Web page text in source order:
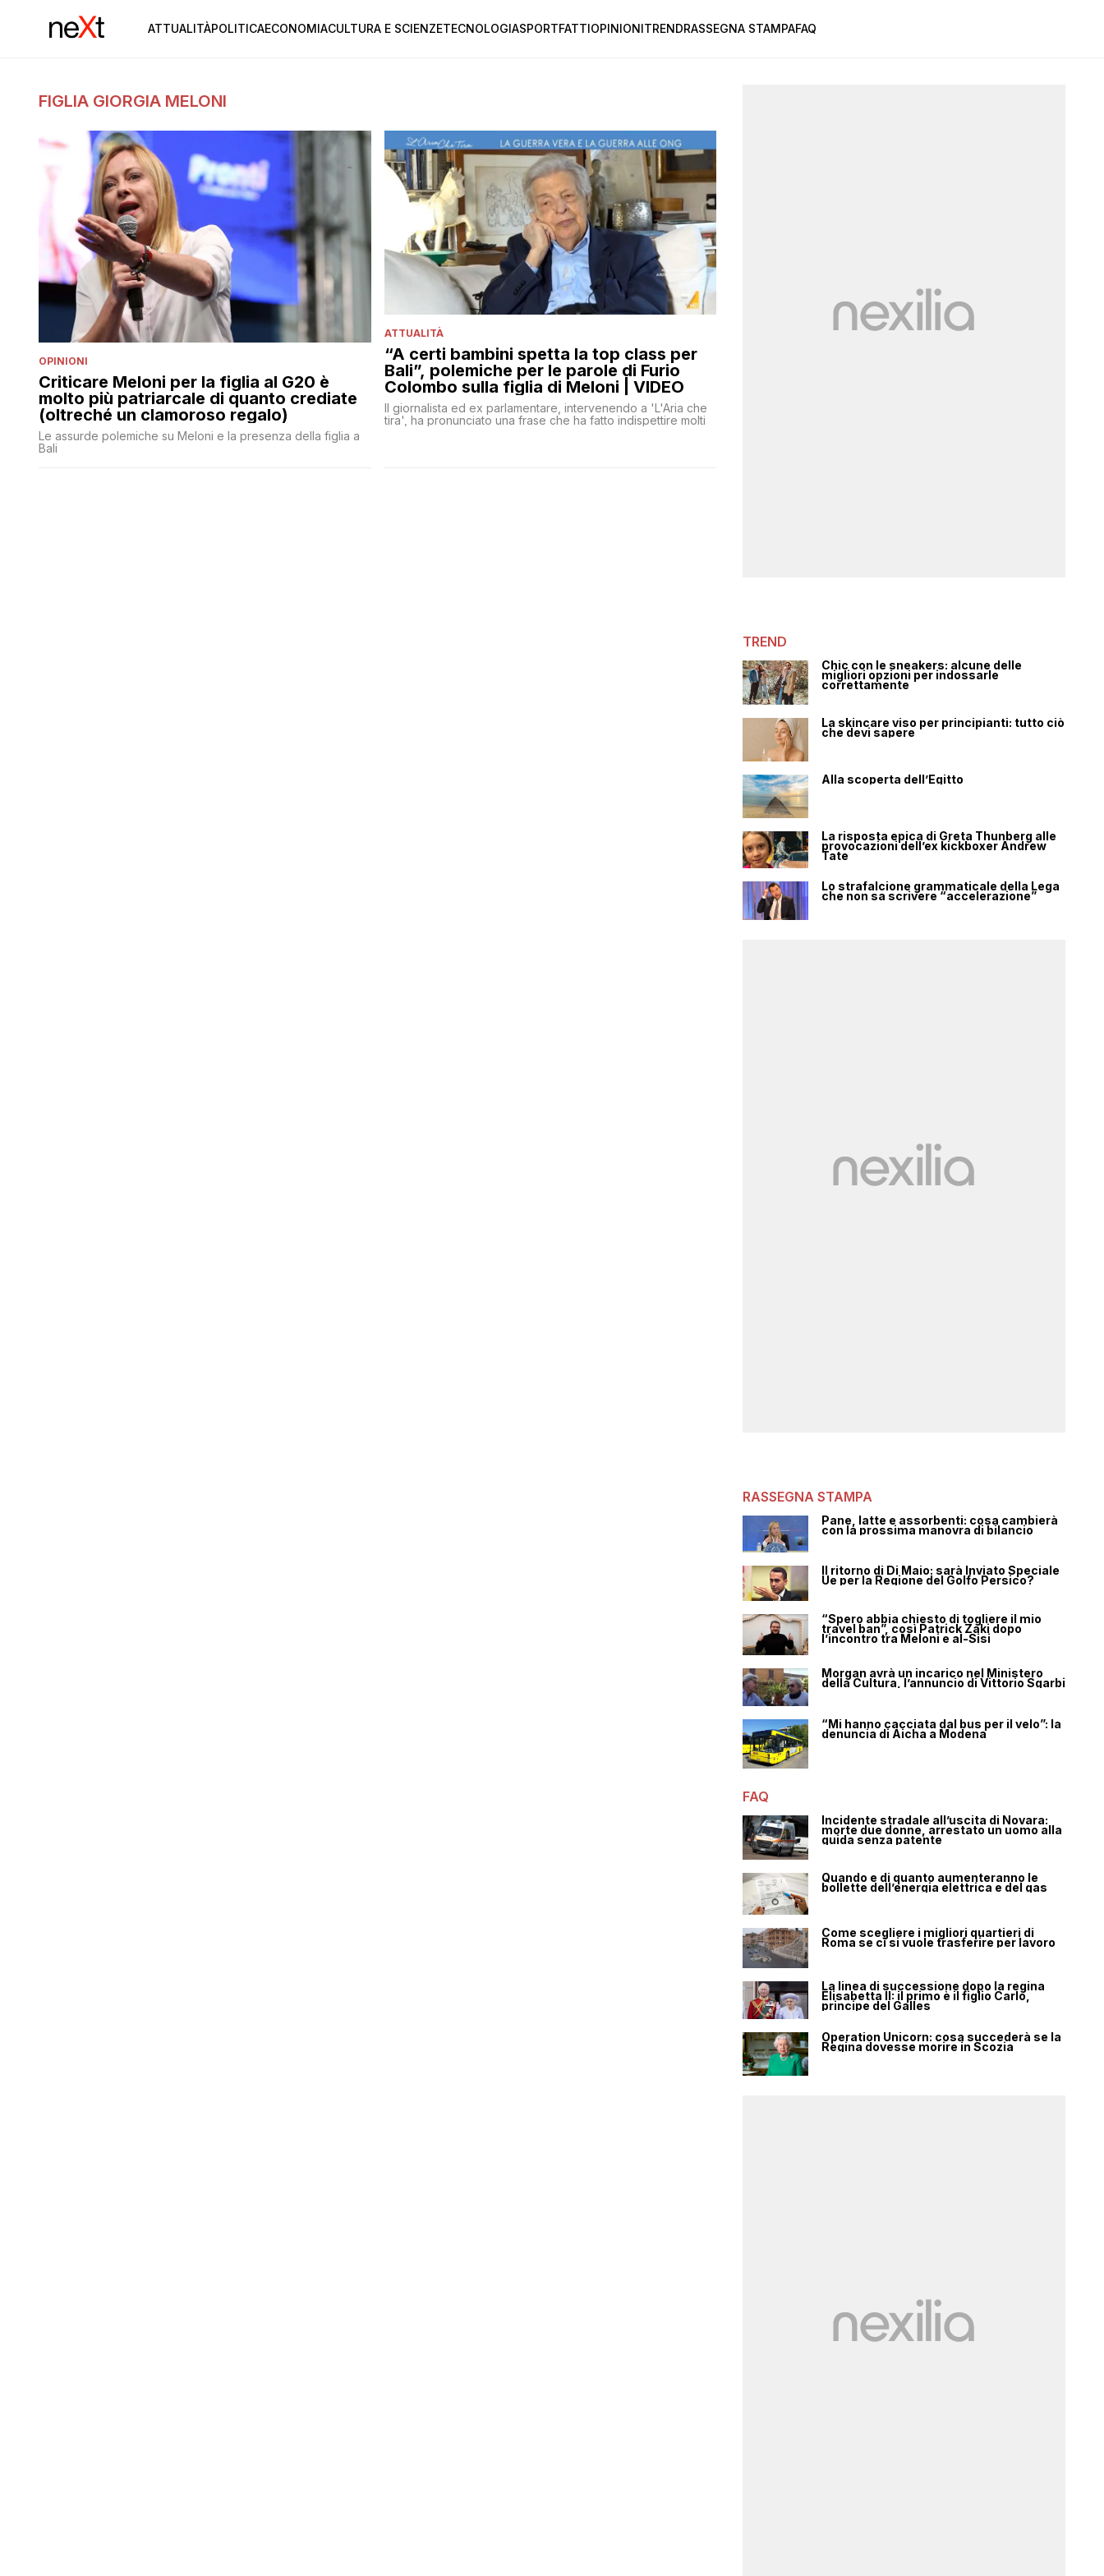
ATTUALITÀPOLITICAECONOMIACULTURA E SCIENZETECNOLOGIASPORTFATTIOPINIONITRENDRASSEGNA STAMPAFAQ
FIGLIA GIORGIA MELONI
OPINIONI
Criticare Meloni per la figlia al G20 è
molto più patriarcale di quanto crediate
(oltreché un clamoroso regalo)
Le assurde polemiche su Meloni e la presenza della figlia a
Bali
ATTUALITÀ
“A certi bambini spetta la top class per
Bali”, polemiche per le parole di Furio
Colombo sulla figlia di Meloni | VIDEO
Il giornalista ed ex parlamentare, intervenendo a 'L'Aria che
tira', ha pronunciato una frase che ha fatto indispettire molti
TREND
Chic con le sneakers: alcune delle
migliori opzioni per indossarle
correttamente
La skincare viso per principianti: tutto ciò
che devi sapere
Alla scoperta dell’Egitto
La risposta epica di Greta Thunberg alle
provocazioni dell’ex kickboxer Andrew
Tate
Lo strafalcione grammaticale della Lega
che non sa scrivere “accelerazione”
RASSEGNA STAMPA
Pane, latte e assorbenti: cosa cambierà
con la prossima manovra di bilancio
Il ritorno di Di Maio: sarà Inviato Speciale
Ue per la Regione del Golfo Persico?
“Spero abbia chiesto di togliere il mio
travel ban”, così Patrick Zaki dopo
l’incontro tra Meloni e al-Sisi
Morgan avrà un incarico nel Ministero
della Cultura, l’annuncio di Vittorio Sgarbi
“Mi hanno cacciata dal bus per il velo”: la
denuncia di Aicha a Modena
FAQ
Incidente stradale all’uscita di Novara:
morte due donne, arrestato un uomo alla
guida senza patente
Quando e di quanto aumenteranno le
bollette dell’energia elettrica e del gas
Come scegliere i migliori quartieri di
Roma se ci si vuole trasferire per lavoro
La linea di successione dopo la regina
Elisabetta II: il primo è il figlio Carlo,
principe del Galles
Operation Unicorn: cosa succederà se la
Regina dovesse morire in Scozia